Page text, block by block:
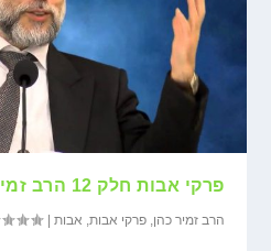
פרקי אבות חלק 12 הרב זמיר כהן במסרים לחיים
הרב זמיר כהן,פרקי אבות, אבות |